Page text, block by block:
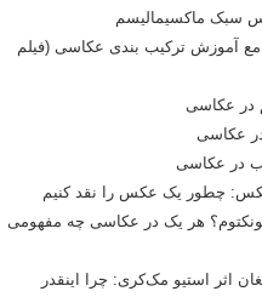
آموزش ترکیب بندی عکاسی (فیلم
در عکاسی
عکاسی
در عکاسی
چطور یک عکس را نقد کنیم
پونکتوم؟ هر یک در عکاسی چه مفهومی
اثر استیو مک‌کری: چرا اینقدر